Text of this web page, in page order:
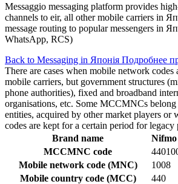
Messaggio messaging platform provides
channels to eir, all other mobile carriers in
message routing to popular messengers in
WhatsApp, RCS)
Back to Messaging in Японія Подробнее
There are cases when mobile network codes
mobile carriers, but government structures
phone authorities), fixed and broadband
organisations, etc. Some MCCMNCs belong
entities, acquired by other market players or
codes are kept for a certain period for legacy
Brand name
Nifmo
MCCMNC code
Mobile network code (MNC)
1008
Mobile country code (MCC)
440